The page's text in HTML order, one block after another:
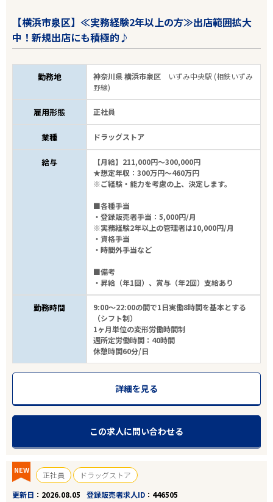
【横浜市泉区】≪実務経験2年以上の方≫出店範囲拡大
中！新規出店にも積極的♪
勤務地 神奈川県 横浜市泉区 いずみ中央駅 (相鉄いずみ
野線)
雇用形態 正社員
業種 ドラッグストア
給与
【月給】211,000円～300,000円
★想定年収：300万円～460万円
※ご経験・能力を考慮の上、決定します。
■各種手当
・登録販売者手当：5,000円/月
※実務経験2年以上の管理者は10,000円/月
・資格手当
・時間外手当など
■備考
・昇給（年1回）、賞与（年2回）支給あり
勤務時間
9:00～22:00の間で1日実働8時間を基本とする
（シフト制）
1ヶ月単位の変形労働時間制
週所定労働時間：40時間
休憩時間60分/日
詳細を見る
この求人に問い合わせる
NEW 正社員
ドラッグストア
更新日
2026.08.05 登録販売者求人ID 446505